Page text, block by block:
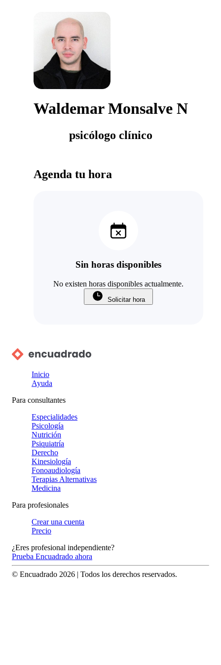
Waldemar Monsalve N
psicólogo clínico
Agenda tu hora
Sin horas disponibles
No existen horas disponibles actualmente.
Solicitar hora
Inicio
Ayuda
Para consultantes
Especialidades
Psicología
Nutrición
Psiquiatría
Derecho
Kinesiología
Fonoaudiología
Terapias Alternativas
Medicina
Para profesionales
Crear una cuenta
Precio
¿Eres profesional independiente?
Prueba Encuadrado ahora
© Encuadrado 2026 | Todos los derechos reservados.